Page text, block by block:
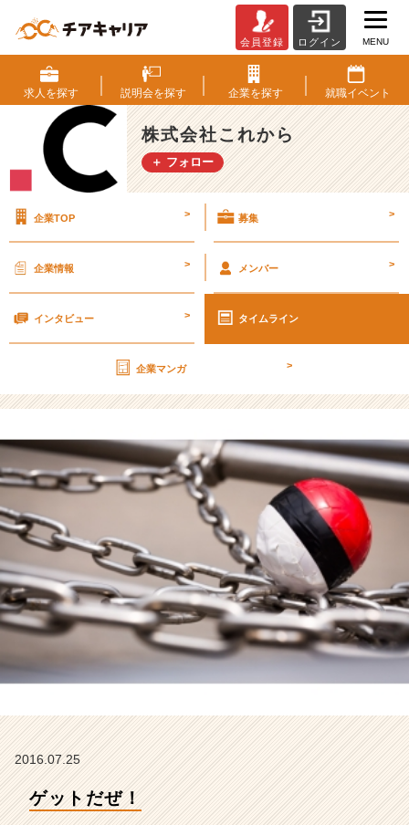
ッ
ト
だ
ぜ！
【株
式
れ
の
ラ
イ
ン】
ベ
ン
チ
長
企
業
か
ら
カ
ト
会員登録 ログイン MENU
求人を探す 説明会を探す 企業を探す 就職イベント
株式会社これから
＋ フォロー
企業TOP > 募集 >
企業情報 > メンバー >
インタビュー > タイムライン
企業マンガ >
2016.07.25
ゲットだぜ！